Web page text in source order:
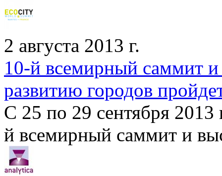
2 августа 2013 г.
10-й всемирный саммит
развитию городов
С 25 по 29 сентября 2013
й всемирный саммит и